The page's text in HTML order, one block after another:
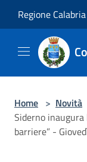
Regione Calabria
Home > Novità
Siderno
barriere” -